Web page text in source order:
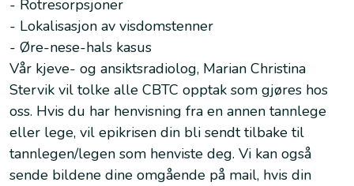
- Rotresorpsjoner
- Lokalisasjon av visdomstenner
- Øre-nese-hals kasus
Vår kjeve- og ansiktsradiolog, Marian Christina
Stervik vil tolke alle CBTC opptak som gjøres hos
oss. Hvis du har henvisning fra en annen tannlege
eller lege, vil epikrisen din bli sendt tilbake til
tannlegen/legen som henviste deg. Vi kan også
sende bildene dine omgående på mail, hvis din